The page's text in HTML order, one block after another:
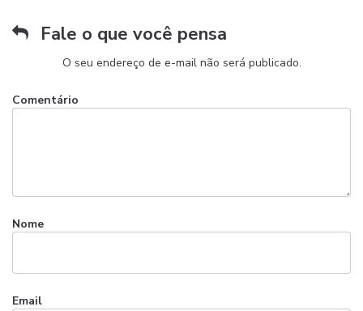
Fale o que você pensa
O seu endereço de e-mail não será publicado.
Nome
Email
Comentário